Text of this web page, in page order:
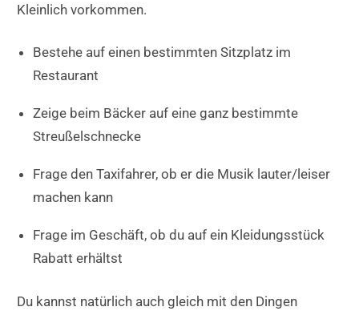
Kleinlich vorkommen.
Bestehe auf einen bestimmten Sitzplatz im
Restaurant
Zeige beim Bäcker auf eine ganz bestimmte
Streußelschnecke
Frage den Taxifahrer, ob er die Musik lauter/leiser
machen kann
Frage im Geschäft, ob du auf ein Kleidungsstück
Rabatt erhältst
Du kannst natürlich auch gleich mit den Dingen